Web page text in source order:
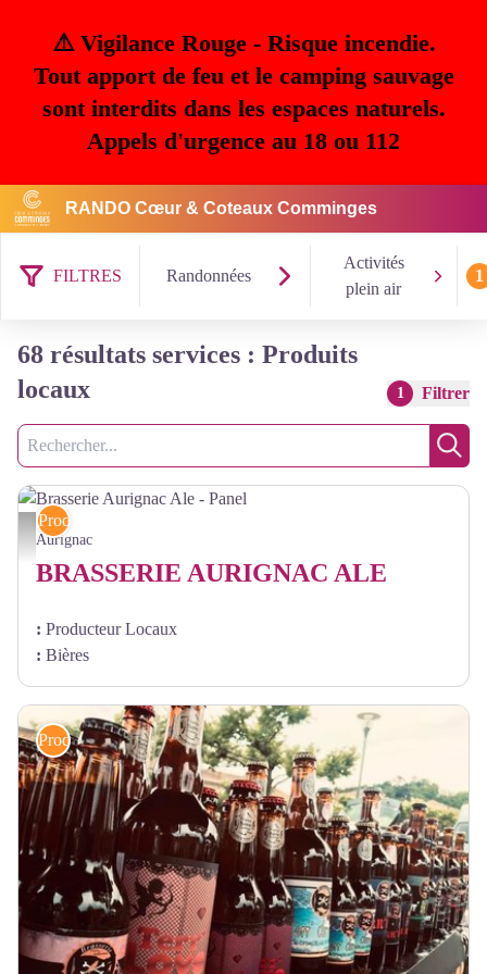
⚠️ Vigilance Rouge - Risque incendie.
Tout apport de feu et le camping sauvage
sont interdits dans les espaces naturels.
Appels d'urgence au 18 ou 112
RANDO Cœur & Coteaux Comminges
FILTRES Randonnées
Activités
plein air
1
68 résultats services : Produits
locaux
1 Filtrer
Recherche
Brasserie Aurignac Ale - Panel - Brasserie Aurignac Ale
Produits locaux
Aurignac
BRASSERIE AURIGNAC ALE
: Producteur Locaux
: Bières
Produits locaux